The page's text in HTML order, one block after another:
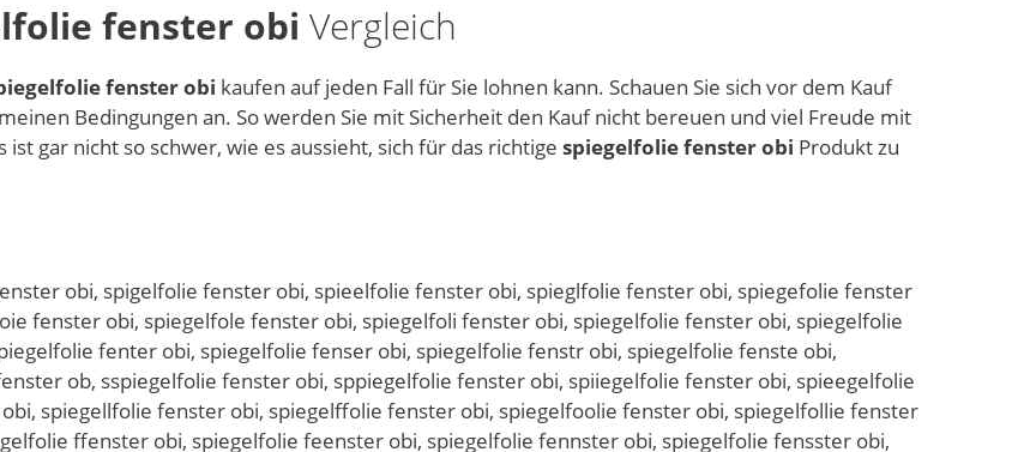
fenster obi Vergleich
fenster obi kaufen auf jeden Fall für Sie lohnen kann. Schauen Sie sich vor dem Kauf
Bedingungen an. So werden Sie mit Sicherheit den Kauf nicht bereuen und viel Freude mit
ist gar nicht so schwer, wie es aussieht, sich für das richtige spiegelfolie fenster obi Produkt zu
fenster obi, spiegelfolie censter obi, spiegelfolie denster obi, spiegelfolie eenster obi, spiegelfolie renster obi, spiegelfolie tenster obi, spiegelfolie genster obi, spiegelfolie benster obi, spiegelfolie venster obi, spiegelfolie fwnster obi, spiegelfolie fsnster obi, spiegelfolie fdnster obi, spiegelfolie ffnster obi, spiegelfolie frnster obi, spiegelfolie f3nster obi, spiegelfolie f4nster obi, spiegelfolie fe ster obi, spiegelfolie febster obi, spiegelfolie fegster obi, spiegelfolie fehster obi, spiegelfolie fejster obi, spiegelfolie femster obi, spiegelfolie fenqter obi, spiegelfolie fenwter obi, spiegelfolie feneter obi, spiegelfolie fenzter obi, spiegelfolie fenxter obi, spiegelfolie fencter obi, spiegelfolie fensrer obi, spiegelfolie fensfer obi, spiegelfolie fensger obi, spiegelfolie fensher obi, spiegelfolie fensyer obi, spiegelfolie fens5er obi, spiegelfolie fens6er obi, spiegelfolie fenstwr obi, spiegelfolie fenstsr obi, spiegelfolie fenstdr obi, spiegelfolie fenstfr obi, spiegelfolie fenstrr obi, spiegelfolie fenst3r obi, spiegelfolie fenst4r obi, spiegelfolie fenstee obi, spiegelfolie fensted obi, spiegelfolie fenstef obi, spiegelfolie fensteg obi, spiegelfolie fenstet obi, spiegelfolie fenste4 obi, spiegelfolie fenste5 obi, spiegelfolie fenster ibi, spiegelfolie fenster kbi, spiegelfolie fenster lbi, spiegelfolie fenster pbi, spiegelfolie fenster 9bi, spiegelfolie fenster 0bi, spiegelfolie fenster o i, spiegelfolie fenster ovi, spiegelfolie fenster ofi, spiegelfolie fenster ogi, spiegelfolie fenster ohi, spiegelfolie fenster oni, spiegelfolie fenster obu, spiegelfolie fenster obj, spiegelfolie fenster obk, spiegelfolie fenster obl, spiegelfolie fenster obo, spiegelfolie fenster ob8, spiegelfolie fenster ob9, qspiegelfolie fenster obi, sqpiegelfolie fenster obi, wspiegelfolie fenster obi, swpiegelfolie fenster obi, espiegelfolie fenster obi, sepiegelfolie fenster obi, zspiegelfolie fenster obi, szpiegelfolie fenster obi, xspiegelfolie fenster obi, sxpiegelfolie fenster obi, cspiegelfolie fenster obi, scpiegelfolie fenster obi, sopiegelfolie fenster obi, spoiegelfolie fenster obi, slpiegelfolie fenster obi, spliegelfolie fenster obi, söpiegelfolie fenster obi, spöiegelfolie fenster obi, süpiegelfolie fenster obi, spüiegelfolie fenster obi, s0piegelfolie fenster obi, sp0iegelfolie fenster obi, sßpiegelfolie fenster obi, spßiegelfolie fenster obi, spuiegelfolie fenster obi, spiuegelfolie fenster obi, spjiegelfolie fenster obi, spijegelfolie fenster obi, spkiegelfolie fenster obi, spikegelfolie fenster obi, spilegelfolie fenster obi, spioegelfolie fenster obi, sp8iegelfolie fenster obi, spi8egelfolie fenster obi, sp9iegelfolie fenster obi, spi9egelfolie fenster obi, spiwegelfolie fenster obi, spiewgelfolie fenster obi, spisegelfolie fenster obi, spiesgelfolie fenster obi, spidegelfolie fenster obi, spiedgelfolie fenster obi, spifegelfolie fenster obi, spiefgelfolie fenster obi, spiregelfolie fenster obi, spiergelfolie fenster obi, spi3egelfolie fenster obi, spie3gelfolie fenster obi, spi4egelfolie fenster obi, spie4gelfolie fenster obi, spiegrelfolie fenster obi, spiegfelfolie fenster obi, spievgelfolie fenster obi, spiegvelfolie fenster obi, spietgelfolie fenster obi, spiegtelfolie fenster obi, spiebgelfolie fenster obi, spiegbelfolie fenster obi, spieygelfolie fenster obi, spiegyelfolie fenster obi, spiehgelfolie fenster obi, spieghelfolie fenster obi, spiengelfolie fenster obi, spiegnelfolie fenster obi, spiegwelfolie fenster obi, spiegewlfolie fenster obi, spiegselfolie fenster obi, spiegeslfolie fenster obi, spiegdelfolie fenster obi, spiegedlfolie fenster obi, spiegeflfolie fenster obi, spiegerlfolie fenster obi, spieg3elfolie fenster obi, spiege3lfolie fenster obi, spieg4elfolie fenster obi, spiege4lfolie fenster obi, spiegeplfolie fenster obi, spiegelpfolie fenster obi, spiegeolfolie fenster obi, spiegelofolie fenster obi, spiegeilfolie fenster obi, spiegelifolie fenster obi, spiegeklfolie fenster obi, spiegelkfolie fenster obi, spiegemlfolie fenster obi, spiegelmfolie fenster obi, spiegelcfolie fenster obi, spiegelfcolie fenster obi, spiegeldfolie fenster obi, spiegelfdolie fenster obi, spiegelefolie fenster obi, spiegelfeolie fenster obi, spiegelrfolie fenster obi, spiegelfrolie fenster obi, spiegeltfolie fenster obi, spiegelftolie fenster obi, spiegelgfolie fenster obi, spiegelfgolie fenster obi, spiegelbfolie fenster obi, spiegelfbolie fenster obi, spiegelvfolie fenster obi, spiegelfvolie fenster obi, spiegelfiolie fenster obi, spiegelfoilie fenster obi, spiegelfkolie fenster obi, spiegelfoklie fenster obi, spiegelflolie fenster obi, spiegelfpolie fenster obi, spiegelfoplie fenster obi, spiegelf9olie fenster obi, spiegelfo9lie fenster obi, spiegelf0olie fenster obi, spiegelfo0lie fenster obi, spiegelfolpie fenster obi, spiegelfoloie fenster obi, spiegelfolkie fenster obi, spiegelfomlie fenster obi, spiegelfolmie fenster obi, spiegelfoluie fenster obi, spiegelfoliue fenster obi, spiegelfoljie fenster obi, spiegelfolije fenster obi, spiegelfolike fenster obi, spiegelfolile fenster obi, spiegelfolioe fenster obi, spiegelfol8ie fenster obi, spiegelfoli8e fenster obi, spiegelfol9ie fenster obi, spiegelfoli9e fenster obi, spiegelfoliwe fenster obi, spiegelfoliew fenster obi, spiegelfolise fenster obi, spiegelfolies fenster obi, spiegelfolide fenster obi, spiegelfolied fenster obi, spiegelfolife fenster obi, spiegelfolief fenster obi, spiegelfolire fenster obi, spiegelfolier fenster obi, spiegelfoli3e fenster obi, spiegelfolie3 fenster obi, spiegelfoli4e fenster obi, spiegelfolie4 fenster obi, spiegelfolie cfenster obi, spiegelfolie fcenster obi, spiegelfolie dfenster obi, spiegelfolie fdenster obi, spiegelfolie efenster obi, spiegelfolie rfenster obi, spiegelfolie frenster obi, spiegelfolie tfenster obi, spiegelfolie ftenster obi, spiegelfolie gfenster obi, spiegelfolie fgenster obi, spiegelfolie bfenster obi, spiegelfolie fbenster obi, spiegelfolie vfenster obi, spiegelfolie fvenster obi, spiegelfolie fwenster obi, spiegelfolie fewnster obi, spiegelfolie fsenster obi, spiegelfolie fesnster obi, spiegelfolie